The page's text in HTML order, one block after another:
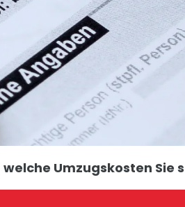
welche Umzugskosten Sie